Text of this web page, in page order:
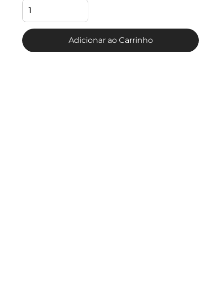
Adicionar ao Carrinho